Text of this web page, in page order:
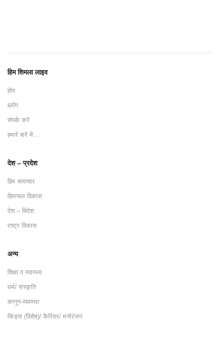
हिम शिमला लाइव
होम
ब्लॉग
संपर्क करें
हमारे बारे में…
देश – प्रदेश
हिम समाचार
हिमाचल विकास
देश – विदेश
राष्ट्र विकास
अन्य
शिक्षा व स्वास्थ्य
धर्म/ संस्कृति
कानून-व्यवस्था
किड्स (विशेष)/ कैरियर/ मनोरंजन